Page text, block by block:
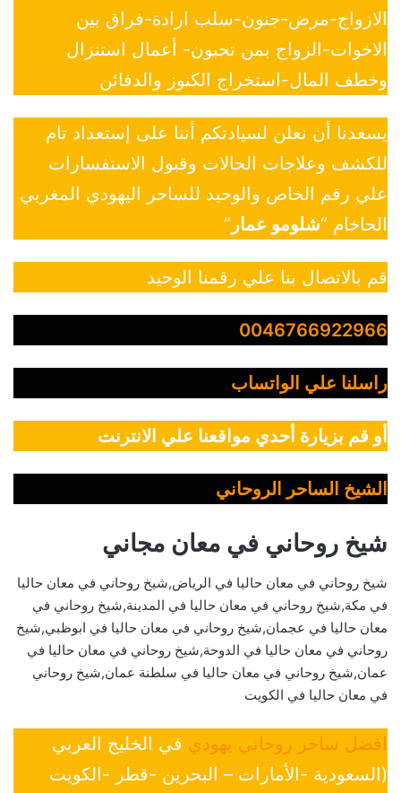
الازواج-مرض-جنون-سلب ارادة-فراق بين
الاخوات-الزواج بمن تحبون- أعمال استنزال
وخطف المال-استخراج الكنوز والدفائن
يسعدنا أن نعلن لسيادتكم أننا على إستعداد تام
للكشف وعلاجات الحالات وقبول الاستفسارات
علي رقم الخاص والوحيد للساحر اليهودي المغربي
الحاخام “شلومو عمار ”
قم بالاتصال بنا علي رقمنا الوحيد
0046766922966
راسلنا علي الواتساب
أو قم بزيارة أحدي مواقعنا علي الانترنت
الشيخ الساحر الروحاني
شيخ روحاني في معان مجاني
شيخ روحاني في معان حاليا في الرياض,شيخ روحاني في معان حاليا
في مكة,شيخ روحاني في معان حاليا في المدينة,شيخ روحاني في
معان حاليا في عجمان,شيخ روحاني في معان حاليا في ابوظبي,شيخ
روحاني في معان حاليا في الدوحة,شيخ روحاني في معان حاليا في
عمان,شيخ روحاني في معان حاليا في سلطنة عمان,شيخ روحاني
في معان حاليا في الكويت
افضل ساحر روحاني يهودي في الخليج العربي
(السعودية -الأمارات – البحرين -قطر -الكويت